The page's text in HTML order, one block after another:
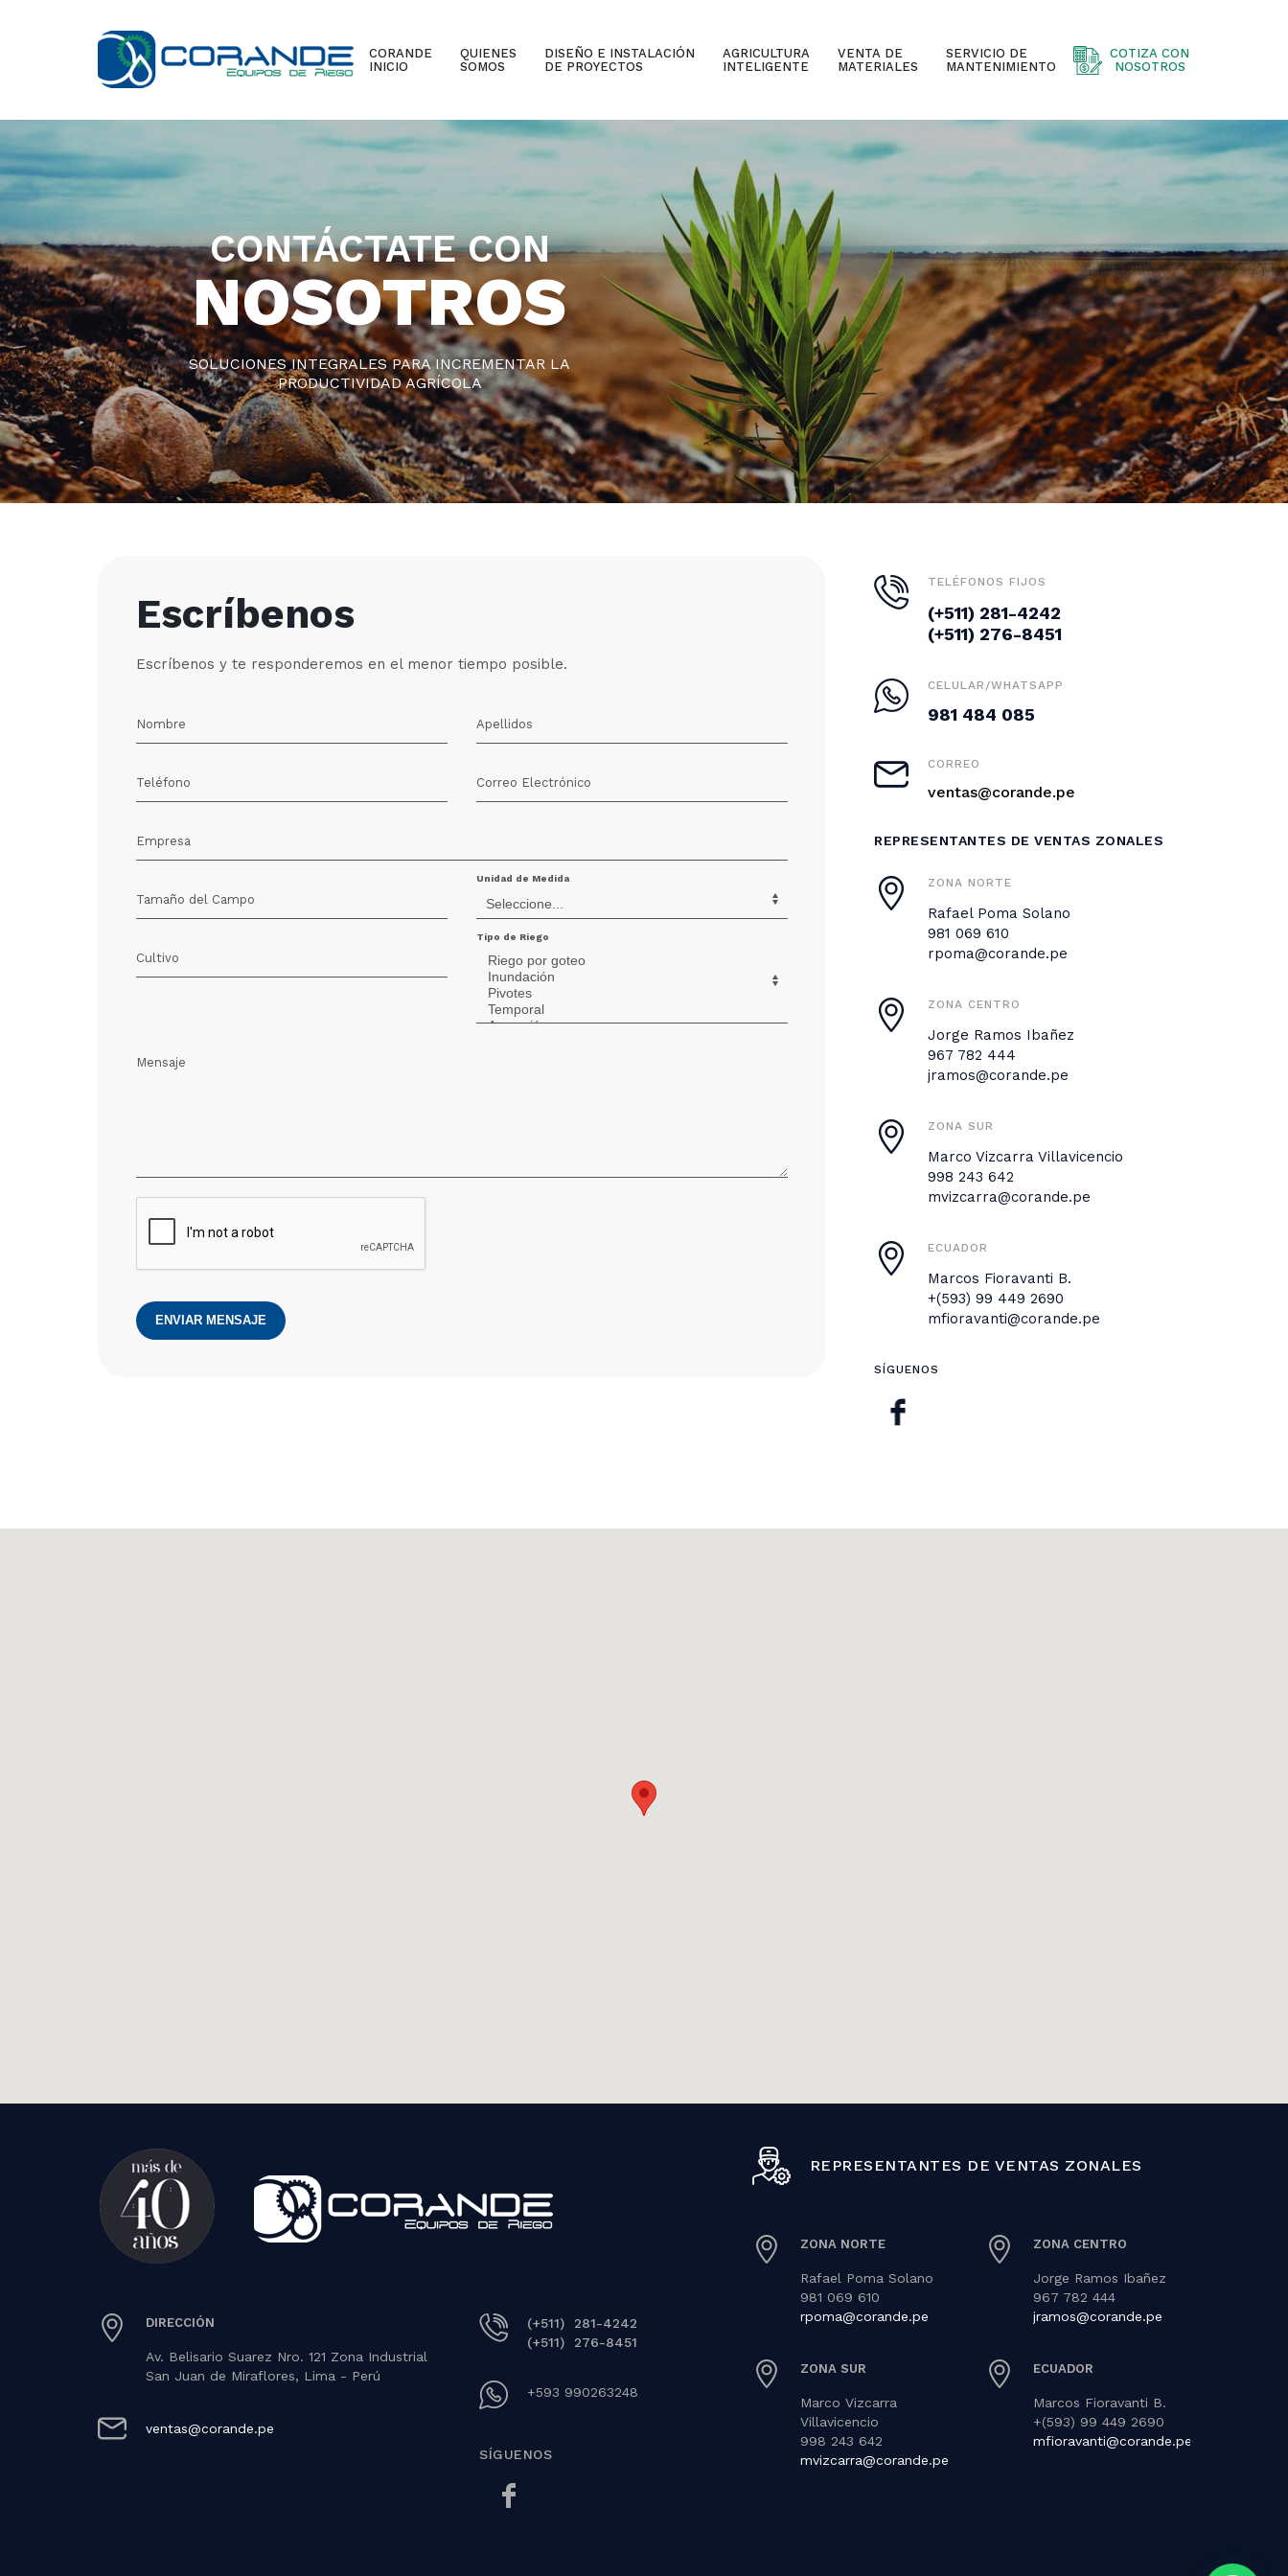
CORANDE
INICIO
QUIENES
SOMOS
DISEÑO E INSTALACIÓN
DE PROYECTOS
AGRICULTURA
INTELIGENTE
VENTA DE
MATERIALES
SERVICIO DE
MANTENIMIENTO
COTIZA CON
NOSOTROS
CONTÁCTATE CON
NOSOTROS
SOLUCIONES INTEGRALES PARA INCREMENTAR LA
PRODUCTIVIDAD AGRÍCOLA
Escríbenos
Escríbenos y te responderemos en el menor tiempo posible.
Nombre Apellidos
Teléfono Correo Electrónico
Empresa
Tamaño del Campo
Unidad de Medida
Cultivo
Tipo de Riego
Mensaje
ENVIAR MENSAJE
TELÉFONOS FIJOS
(+511) 281-4242
(+511) 276-8451
CELULAR/WHATSAPP
981 484 085
CORREO
ventas@corande.pe
REPRESENTANTES DE VENTAS ZONALES
ZONA NORTE
Rafael Poma Solano
981 069 610
rpoma@corande.pe
ZONA CENTRO
Jorge Ramos Ibañez
967 782 444
jramos@corande.pe
ZONA SUR
Marco Vizcarra Villavicencio
998 243 642
mvizcarra@corande.pe
ECUADOR
Marcos Fioravanti B.
+(593) 99 449 2690
mfioravanti@corande.pe
SÍGUENOS
DIRECCIÓN
Av. Belisario Suarez Nro. 121 Zona Industrial
San Juan de Miraflores, Lima - Perú
ventas@corande.pe
(+511) 281-4242
(+511) 276-8451
+593 990263248
SÍGUENOS
REPRESENTANTES DE VENTAS ZONALES
ZONA NORTE
Rafael Poma Solano
981 069 610
rpoma@corande.pe
ZONA CENTRO
Jorge Ramos Ibañez
967 782 444
jramos@corande.pe
ZONA SUR
Marco Vizcarra
Villavicencio
998 243 642
mvizcarra@corande.pe
ECUADOR
Marcos Fioravanti B.
+(593) 99 449 2690
mfioravanti@corande.pe